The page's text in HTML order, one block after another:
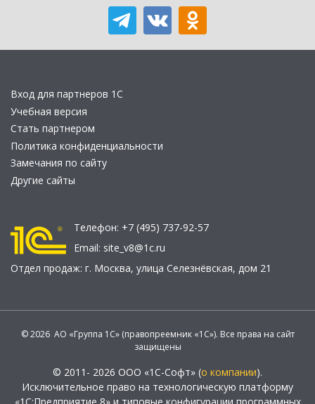
Вход для партнеров 1С
Учебная версия
Стать партнером
Политика конфиденциальности
Замечания по сайту
Другие сайты
Телефон: +7 (495) 737-92-57
Email: site_v8@1c.ru
Отдел продаж: г. Москва, улица Селезнёвская, дом 21
© 2026 АО «Группа 1С» (правопреемник «1С»). Все права на сайт
защищены
© 2011- 2026 ООО «1С-Софт» (о компании).
Исключительное право на технологическую платформу